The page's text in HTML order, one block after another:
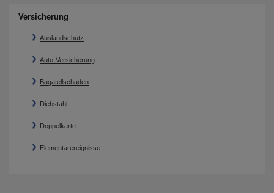
Versicherung
Auslandschutz
Auto-Versicherung
Bagatellschaden
Diebstahl
Doppelkarte
Elementarereignisse